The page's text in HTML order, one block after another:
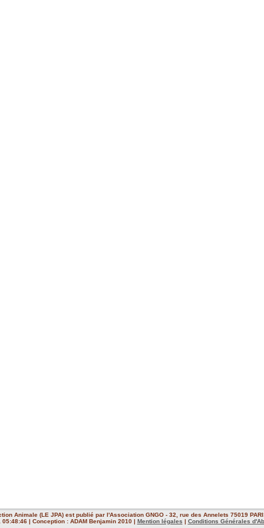
Animale (LE JPA) est publié par l'Association GNGO - 32, rue des Annelets 75019
| Conception : ADAM Benjamin 2010 | Mention légales | Conditions Générales